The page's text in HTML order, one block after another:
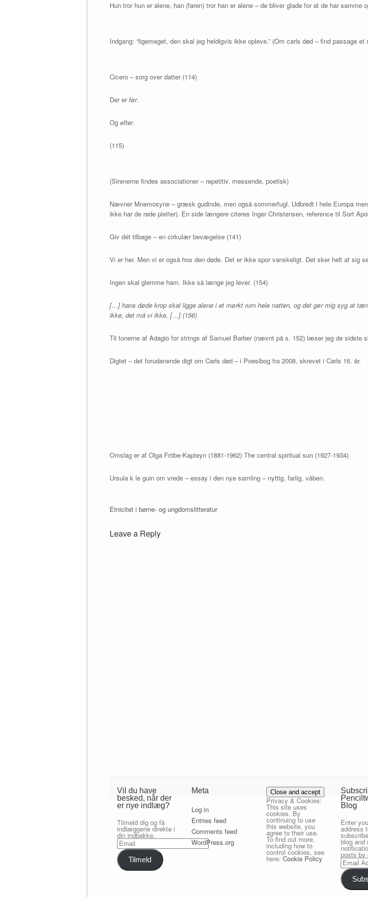
Hun tror hun er alene, han (faren) tror han er alene – de bliver glade for at de har samme
Indgang: “ligemeget, den skal jeg heldigvis ikke opleve.” (Om carls død – find passage et
Cicero – sorg over datter (114)
Der erfør.
Og efter.
(115)
(Sirenerne findes associationer – repetitiv, messende, poetisk)
Nævner Mnemosyne – græsk gudinde, men også sommerfugl. Udbredt i hele Europa
ikke har de røde pletter). En side længere citeres Inger Christensen, reference til Sort
Giv dét tilbage – en cirkulær bevægelse (141)
Vi er her. Men vi er også hos den døde. Det er ikke spor vanskeligt. Det sker helt af sig
Ingen skal glemme ham. Ikke så længe jeg lever. (154)
[…] hans døde krop skal ligge alene i et mørkt rum hele natten, og det gør mig syg at
ikke, det må vi ikke, […] (156)
Til tonerne af Adagio for strings af Samuel Barber (nævnt på s. 152) læser jeg de sidste
Digtet – det forudanende digt om Carls død – i Poesibog fra 2008, skrevet i Carls 16. år.
Omslag er af Olga Fröbe-Kapteyn (1881-1962) The central spiritual sun (1927-1934)
Ursula k le guin om vrede – essay i den nye samling – nyttig, farlig, våben.
Etnicitet i børne- og ungdomslitteratur
Leave a Reply
Vil du have
besked, når der
er nye indlæg?
Tilmeld dig og få
indlæggene direkte i
din indbakke.
Email
Tilmeld
Meta
Log in
Entries feed
Comments feed
WordPress.org
Privacy & Cookies:
This site uses
cookies. By
continuing to use
this website, you
agree to their use.
To find out more,
including how to
control cookies, see
here: Cookie Policy
Blog
Enter
address
blog and
posts by
Email
Address